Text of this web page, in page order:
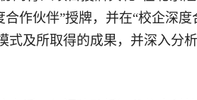
作伙伴”授牌，并在“校企深度
及所取得的成果，并深入分